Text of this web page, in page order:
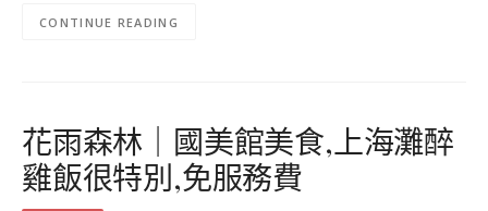
CONTINUE READING
花雨森林｜國美館美食,上海灘醉
雞飯很特別,免服務費